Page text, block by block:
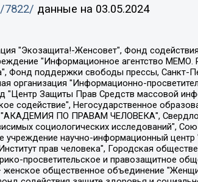
7822/ данные на 03.05.2024
союз работников здравоохранения "Альянс врачей", Юридическое лицо, зарегистрированное в Латвийской Республике, SIA "Medusa Project" (регистрационный номер 40103797863, дата регистрации 10.06.2014), Некоммерческая организация "Фонд по борьбе с коррупцией", Автономная некоммерческая организация "Институт права и публичной политики", Баданин Роман Сергеевич, Гликин Максим Александрович, Железнова Мария Михайловна, Лукьянова Юлия Сергеевна, Маетная Елизавета Витальевна, Маняхин Петр Борисович, Чуракова Ольга Владимировна, Ярош Юлия Петровна, Юридическое лицо "The Insider SIA", зарегистрированное в Риге, Латвийская Республика (дата регистрации 26.06.2015), являющееся администратором доменного имени интернет-издания "The Insider SIA", https://theins.ru, Постернак Алексей Евгеньевич, Рубин Михаил Аркадьевич, Анин Роман Александрович, Юридическое лицо Istories fonds, зарегистрированное в Латвийской Республике (регистрационный номер 50008295751, дата регистрации 24.02.2020), Великовский Дмитрий Александрович, Долинина Ирина Николаевна, Мароховская Алеся Алексеевна, Шлейнов Роман Юрьевич, Шмагун Олеся Валентиновна, Общество с ограниченной ответственностью "Альтаир 2021", Общество с ограниченной ответственностью "Вега 2021", Общество с ограниченной ответственностью "Главный редактор 2021", Общество с ограниченной ответственностью "Ромашки монолит", Важенков Артем Валерьевич, Ивановская областная общественная организация "Центр гендерных исследований", Гурман Юрий Альбертович, Медиапроект "ОВД-Инфо", Егоров Владимир Владимирович, Жилинский Владимир Александрович, Общество с ограниченной ответственностью "ЗП", Иванова София Юрьевна, Карезина Инна Павловна, Кильтау Екатерина Викторовна, Петров Алексей Викторович, Пискунов Сергей Евгеньевич, Смирнов Сергей Сергеевич, Тихонов Михаил Сергеевич, Общество с ограниченной ответственностью "ЖУРНАЛИСТ-ИНОСТРАННЫЙ АГЕНТ", Арапова Галина Юрьевна, Вольтская Татьяна Анатольевна, Американская компания "Mason G.E.S. Anonymous Foundation" (США), являющаяся владельцем интернет-издания https://mnews.world/, Компания "Stichting Bellingcat", зарегистрированная в Нидерландах (дата регистрации 11.07.2018), Захаров Андрей Вячеславович, Клепиковская Екатерина Дмитриевна, Общество с ограниченной ответственностью "МЕМО", Перл Роман Александрович, Симонов Евгений Алексеевич, Соловьева Елена Анатольевна, Сотников Даниил Владимирович, Сурначева Елизавета Дмитриевна, Автономная некоммерческая организация по защите прав человека и информированию населения "Якутия – Наше Мнение", Общество с ограниченной ответственностью "Москоу